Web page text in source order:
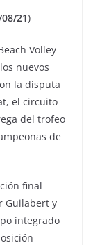
21)
Volley
nuevos
la disputa
el circuito
del trofeo
de
final
Guilabert y
integrado